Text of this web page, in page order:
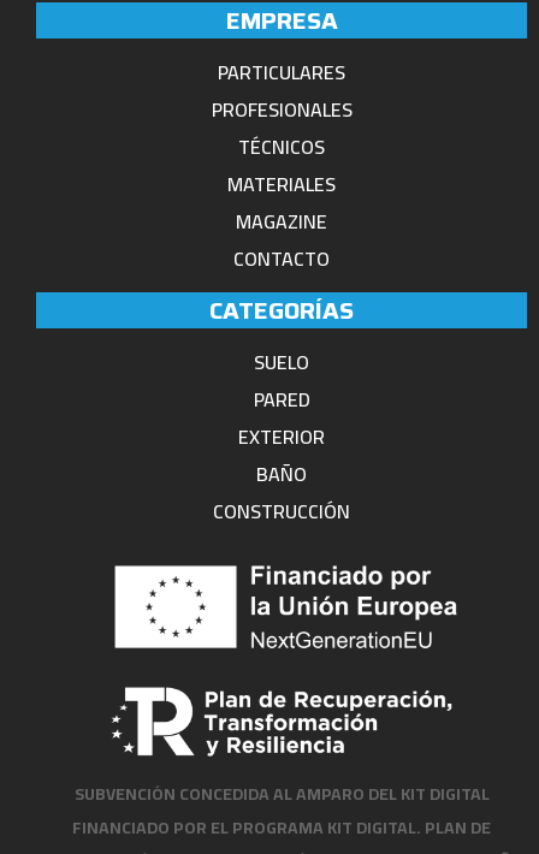
EMPRESA
PARTICULARES
PROFESIONALES
TÉCNICOS
MATERIALES
MAGAZINE
CONTACTO
CATEGORÍAS
SUELO
PARED
EXTERIOR
BAÑO
CONSTRUCCIÓN
SUBVENCIÓN CONCEDIDA AL AMPARO DEL KIT DIGITAL
FINANCIADO POR EL PROGRAMA KIT DIGITAL. PLAN DE